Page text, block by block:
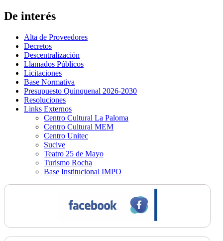
De interés
Alta de Proveedores
Decretos
Descentralización
Llamados Públicos
Licitaciones
Base Normativa
Presupuesto Quinquenal 2026-2030
Resoluciones
Links Externos
Centro Cultural La Paloma
Centro Cultural MEM
Centro Unitec
Sucive
Teatro 25 de Mayo
Turismo Rocha
Base Institucional IMPO